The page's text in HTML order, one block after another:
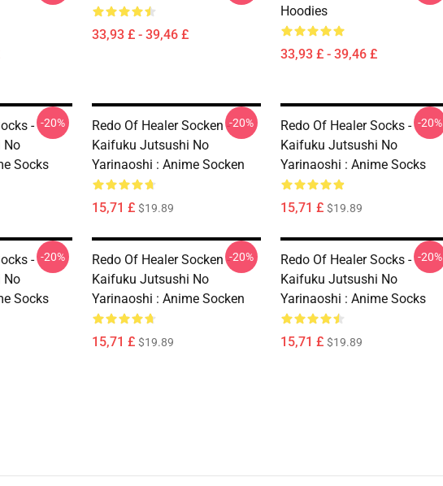
33,93 £ - 39,46 £
Hoodies
33,93 £ - 39,46 £
-
No
Socks
-20%
Redo Of Healer Socken -
Kaifuku Jutsushi No
Yarinaoshi : Anime Socken
15,71 £ $19.89
-20%
Redo Of Healer Socks -
Kaifuku Jutsushi No
Yarinaoshi : Anime Socks
15,71 £ $19.89
-20%
-
No
Socks
-20%
Redo Of Healer Socken -
Kaifuku Jutsushi No
Yarinaoshi : Anime Socken
15,71 £ $19.89
-20%
Redo Of Healer Socks -
Kaifuku Jutsushi No
Yarinaoshi : Anime Socks
15,71 £ $19.89
-20%